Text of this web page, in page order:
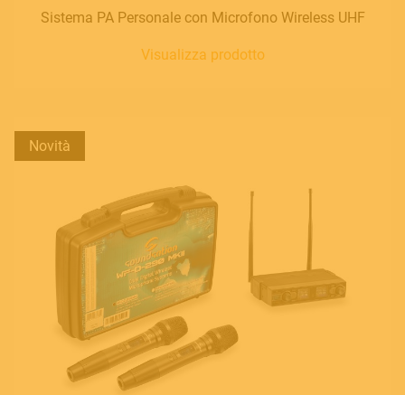
Sistema PA Personale con Microfono Wireless UHF
Visualizza prodotto
Novità